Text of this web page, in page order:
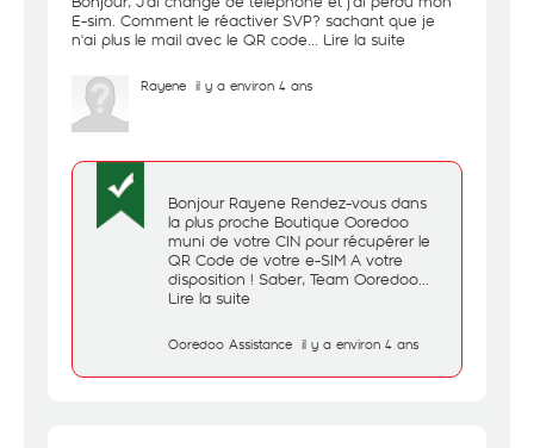
E-sim. Comment le réactiver SVP? sachant que je
n'ai plus le mail avec le QR code... Lire la suite
Rayene il y a environ 4 ans
Bonjour Rayene Rendez-vous dans
la plus proche Boutique Ooredoo
muni de votre CIN pour récupérer le
QR Code de votre e-SIM A votre
disposition ! Saber, Team Ooredoo...
Lire la suite
Ooredoo Assistance il y a environ 4 ans